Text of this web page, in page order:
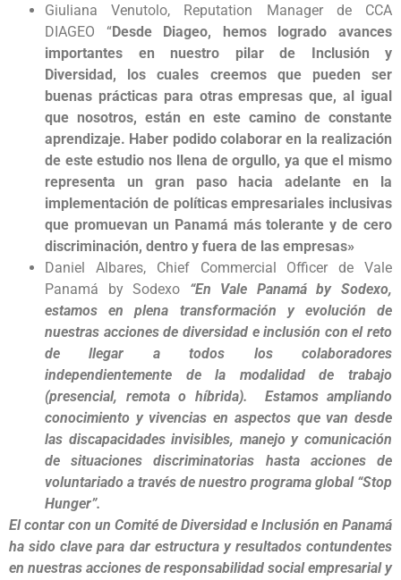
Giuliana Venutolo, Reputation Manager de CCA
DIAGEO “Desde Diageo, hemos logrado avances
importantes en nuestro pilar de Inclusión y
Diversidad, los cuales creemos que pueden ser
buenas prácticas para otras empresas que, al igual
que nosotros, están en este camino de constante
aprendizaje. Haber podido colaborar en la realización
de este estudio nos llena de orgullo, ya que el mismo
representa un gran paso hacia adelante en la
implementación de políticas empresariales inclusivas
que promuevan un Panamá más tolerante y de cero
discriminación, dentro y fuera de las empresas»
Daniel Albares, Chief Commercial Officer de Vale
Panamá by Sodexo “En Vale Panamá by Sodexo,
estamos en plena transformación y evolución de
nuestras acciones de diversidad e inclusión con el reto
de llegar a todos los colaboradores
independientemente de la modalidad de trabajo
(presencial, remota o híbrida). Estamos ampliando
conocimiento y vivencias en aspectos que van desde
las discapacidades invisibles, manejo y comunicación
de situaciones discriminatorias hasta acciones de
voluntariado a través de nuestro programa global “Stop
Hunger”.
El contar con un Comité de Diversidad e Inclusión en Panamá
ha sido clave para dar estructura y resultados contundentes
en nuestras acciones de responsabilidad social empresarial y